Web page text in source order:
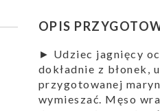
OPIS
► Udziec jagnięcy
dokładnie z błonek,
przygotowanej
wymieszać. Męso